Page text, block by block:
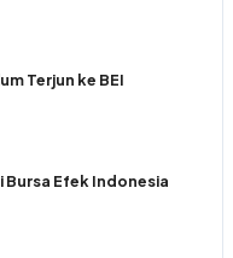
Terjun ke BEI
Bursa Efek Indonesia